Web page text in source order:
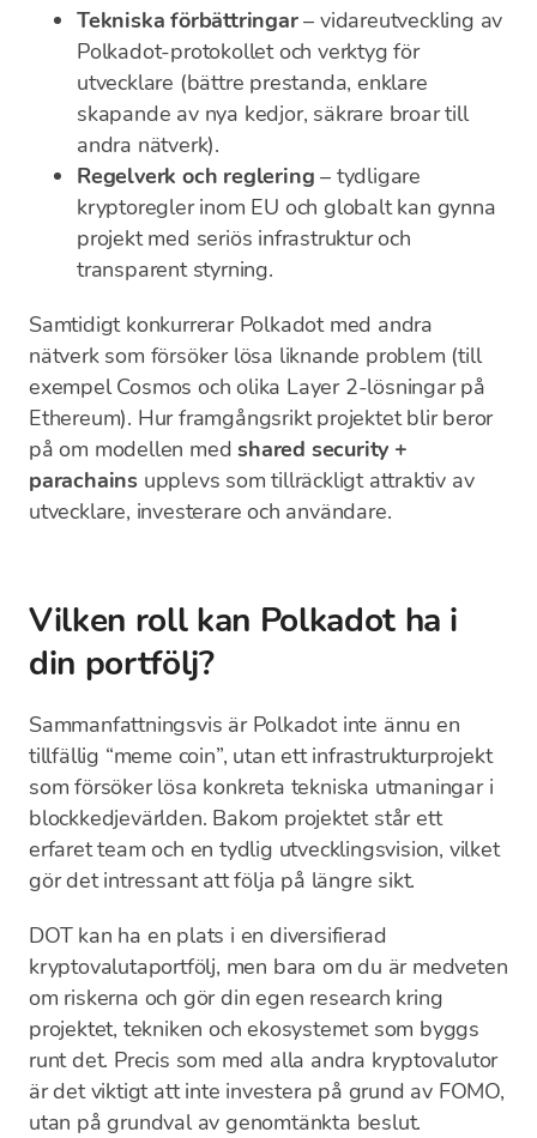
Tekniska förbättringar– vidareutveckling av
Polkadot-protokollet och verktyg för
utvecklare (bättre prestanda, enklare
skapande av nya kedjor, säkrare broar till
andra nätverk).
Regelverk och reglering – tydligare
kryptoregler inom EU och globalt kan gynna
projekt med seriös infrastruktur och
transparent styrning.
Samtidigt konkurrerar Polkadot med andra
nätverk som försöker lösa liknande problem (till
exempel Cosmos och olika Layer 2-lösningar på
Ethereum). Hur framgångsrikt projektet blir beror
på om modellen medshared security +
parachains upplevs som tillräckligt attraktiv av
utvecklare, investerare och användare.
Vilken roll kan Polkadot ha i
din portfölj?
Sammanfattningsvis är Polkadot inte ännu en
tillfällig “meme coin”, utan ett infrastrukturprojekt
som försöker lösa konkreta tekniska utmaningar i
blockkedjevärlden. Bakom projektet står ett
erfaret team och en tydlig utvecklingsvision, vilket
gör det intressant att följa på längre sikt.
DOT kan ha en plats i en diversifierad
kryptovalutaportfölj, men bara om du är medveten
om riskerna och gör din egen research kring
projektet, tekniken och ekosystemet som byggs
runt det. Precis som med alla andra kryptovalutor
är det viktigt att inte investera på grund av FOMO,
utan på grundval av genomtänkta beslut.